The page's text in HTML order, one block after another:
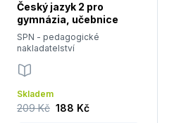
Český jazyk 2 pro
gymnázia, učebnice
SPN - pedagogické
nakladatelství
Skladem
209 Kč 188 Kč